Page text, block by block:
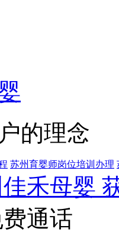
的理念
苏州育婴师岗位培训办理
禾母婴
通话